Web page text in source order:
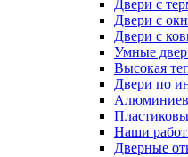
Двери с
Двери с
Двери с
Умные
Высокая
Двери по
Наши
Дверные